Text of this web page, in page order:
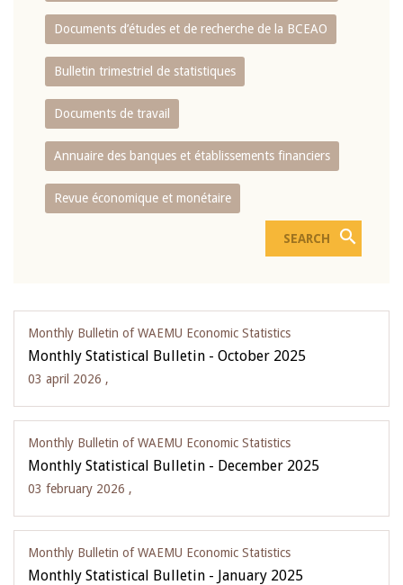
Documents d’études et de recherche de la BCEAO
Bulletin trimestriel de statistiques
Documents de travail
Annuaire des banques et établissements financiers
Revue économique et monétaire
Monthly Bulletin of WAEMU Economic Statistics
Monthly Statistical Bulletin - October 2025
03 april 2026 ,
Monthly Bulletin of WAEMU Economic Statistics
Monthly Statistical Bulletin - December 2025
03 february 2026 ,
Monthly Bulletin of WAEMU Economic Statistics
Monthly Statistical Bulletin - January 2025